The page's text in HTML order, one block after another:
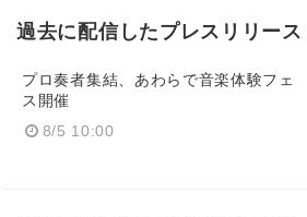
過去に配信したプレスリリース
プロ奏者集結、あわらで音楽体験フェ
ス開催
8/5 10:00